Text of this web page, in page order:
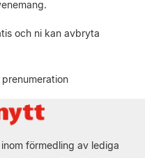
och ni kan avbryta
förmedling av lediga